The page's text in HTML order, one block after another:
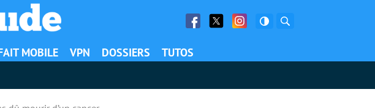
Facebook
Twitter Facebook
MOBILE VPN DOSSIERS TUTOS